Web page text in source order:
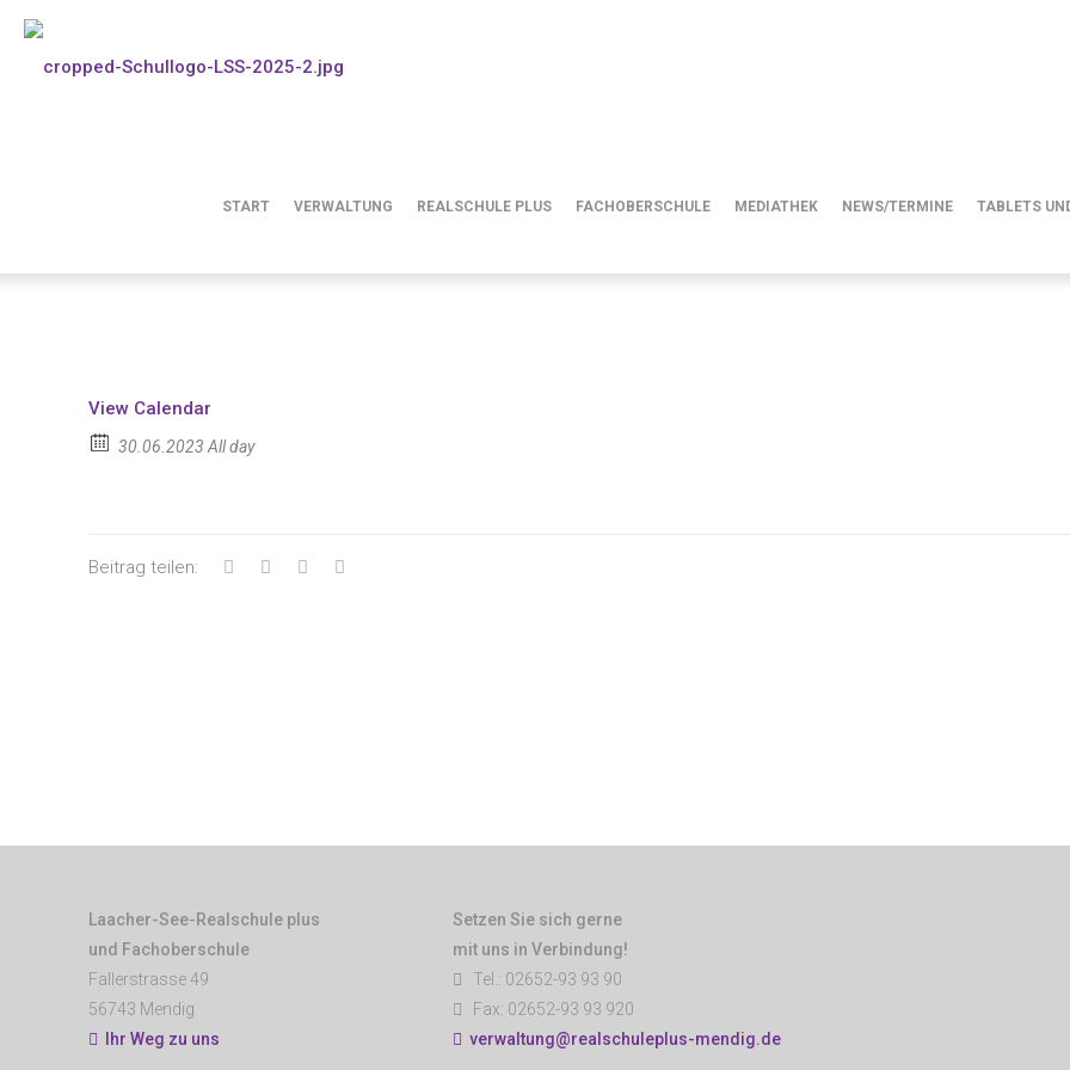
START VERWALTUNG REALSCHULE PLUS FACHOBERSCHULE MEDIATHEK NEWS/TERMINE TABLETS
Schulentlassfeier der Fachoberschule
View Calendar
30.06.2023 All day
Beitrag teilen:
Laacher-See-Realschule plus
und Fachoberschule
Fallerstrasse 49
56743 Mendig
Ihr Weg zu uns
Setzen Sie sich gerne
mit uns in Verbindung!
Tel.: 02652-93 93 90
Fax: 02652-93 93 920
verwaltung@realschuleplus-mendig.de